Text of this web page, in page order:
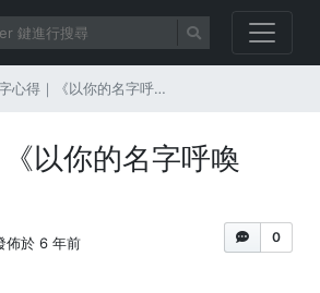
心得｜《以你的名字呼喚我》
以你的名字呼喚
0
佈於 6 年前